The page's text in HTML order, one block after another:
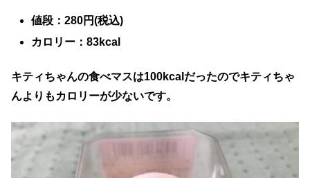
値段：280円(税込)
カロリー：83kcal
キティちゃんの食べマスは100kcalだったのでキティちゃ
んよりもカロリーが少ないです。